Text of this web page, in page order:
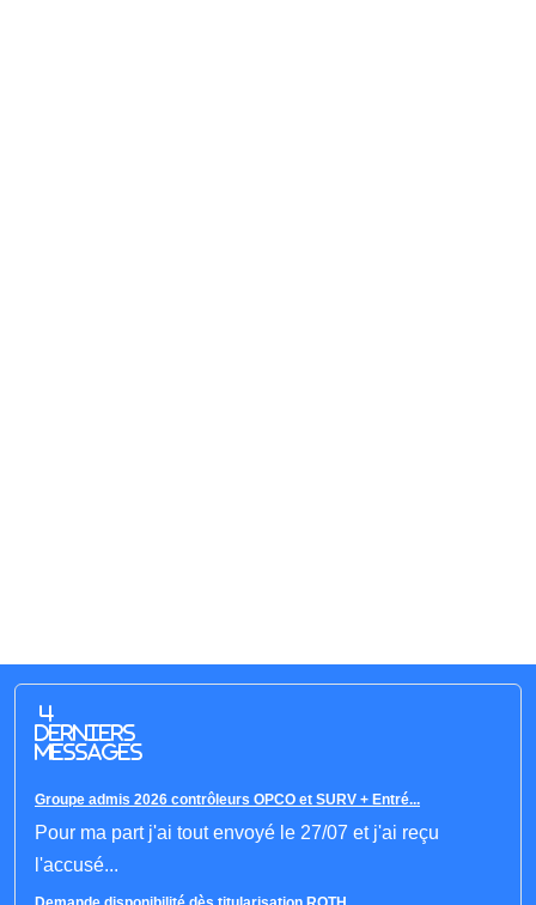
4
derniers
messages
Groupe admis 2026 contrôleurs OPCO et SURV + Entré...
Pour ma part j'ai tout envoyé le 27/07 et j'ai reçu
l'accusé...